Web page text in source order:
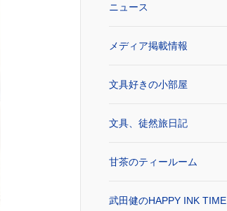
ニュース
メディア掲載情報
文具好きの小部屋
文具、徒然旅日記
甘茶のティールーム
武田健のHAPPY INK TIME